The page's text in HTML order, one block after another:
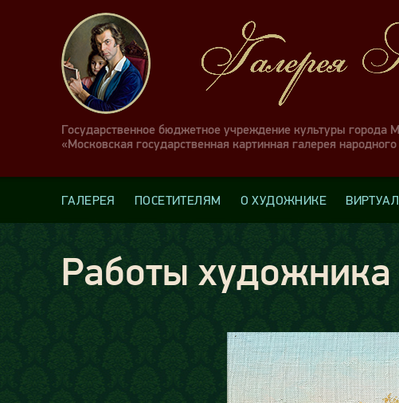
Государственное бюджетное учреждение культуры города
«Московская государственная картинная галерея
ГАЛЕРЕЯ ПОСЕТИТЕЛЯМ О ХУДОЖНИКЕ
Работы художника